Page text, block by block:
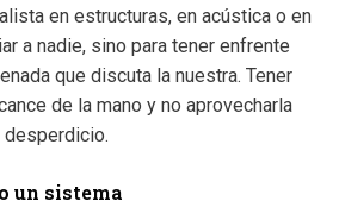
en estructuras, en acústica o en
a nadie, sino para tener enfrente
que discuta la nuestra. Tener
de la mano y no aprovecharla
desperdicio.
un sistema